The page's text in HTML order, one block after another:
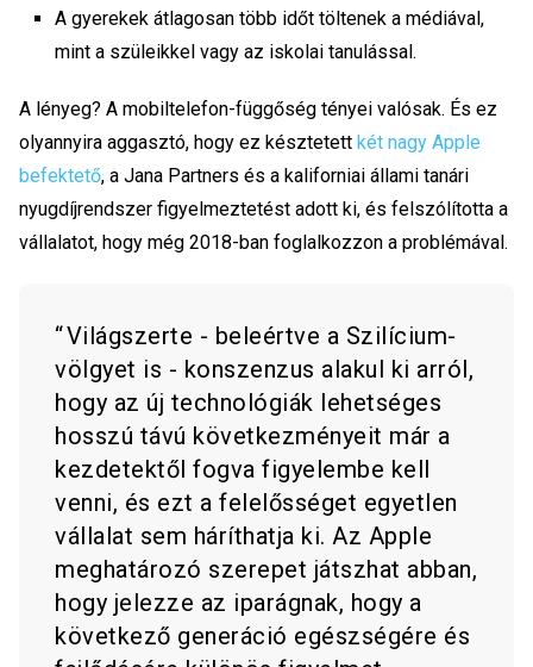
A gyerekek átlagosan több időt töltenek a médiával,
mint a szüleikkel vagy az iskolai tanulással.
A lényeg? A mobiltelefon-függőség tényei valósak. És ez
olyannyira aggasztó, hogy ez késztetett két nagy Apple
befektető, a Jana Partners és a kaliforniai állami tanári
nyugdíjrendszer figyelmeztetést adott ki, és felszólította a
vállalatot, hogy még 2018-ban foglalkozzon a problémával.
Világszerte - beleértve a Szilícium-
völgyet is - konszenzus alakul ki arról,
hogy az új technológiák lehetséges
hosszú távú következményeit már a
kezdetektől fogva figyelembe kell
venni, és ezt a felelősséget egyetlen
vállalat sem háríthatja ki. Az Apple
meghatározó szerepet játszhat abban,
hogy jelezze az iparágnak, hogy a
következő generáció egészségére és